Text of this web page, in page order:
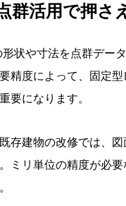
群活用で押さ
状や寸法を点群デー
精度によって、固定
要になります。
存建物の改修では、
ミリ単位の精度が必